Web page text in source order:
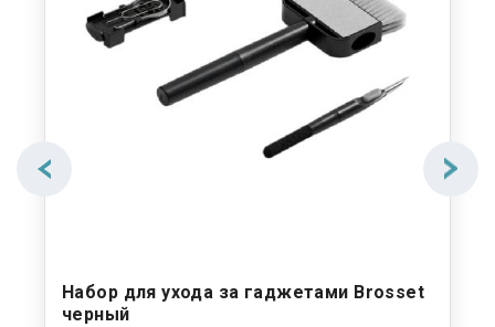
Набор для ухода за гаджетами Brosset
черный